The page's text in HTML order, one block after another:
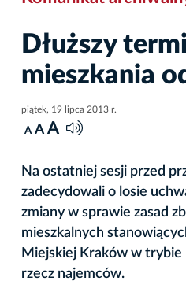
Dłuższy
mieszkania
piątek, 19 lipca 2013 r.
A A A
Na ostatniej sesji przed
zadecydowali o losie
zmiany w sprawie zasad
mieszkalnych
Miejskiej Kraków w
rzecz najemców.